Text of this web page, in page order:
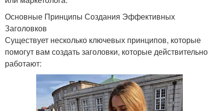
Основные Принципы Создания Эффективных
Заголовков
Существует несколько ключевых принципов, которые
помогут вам создать заголовки, которые действительно
работают: